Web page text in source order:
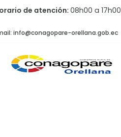
de atención: 08h00 a 17h00
info@conagopare-orellana.gob.ec